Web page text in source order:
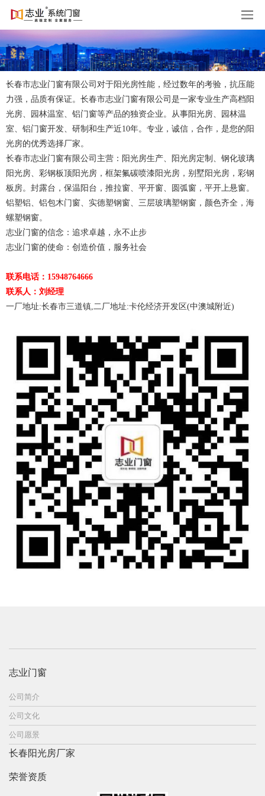
长春市志业门窗有限公司对于阳光房性能，经过数年的考验，抗压能
力强，品质有保证。长春市志业门窗有限公司是一家专业生产高档阳
光房、园林温室、铝门窗等产品的独资企业。从事阳光房、园林温
室、铝门窗开发、研制和生产近10年。专业，诚信，合作，是您的阳
光房的优秀选择厂家。
长春市志业门窗有限公司主营：阳光房生产、阳光房定制、钢化玻璃
阳光房、彩钢板顶阳光房，框架氟碳喷漆阳光房，别墅阳光房，彩钢
板房。封露台，保温阳台，推拉窗、平开窗、圆弧窗，平开上悬窗。
铝塑铝、铝包木门窗、实德塑钢窗、三层玻璃塑钢窗，颜色齐全，海
螺塑钢窗。
志业门窗的信念：追求卓越，永不止步
志业门窗的使命：创造价值，服务社会
联系电话：15948764666
联系人：刘经理
一厂地址:长春市三道镇,二厂地址:卡伦经济开发区(中澳城附近)
志业门窗
公司简介
公司文化
公司愿景
长春阳光房厂家
荣誉资质